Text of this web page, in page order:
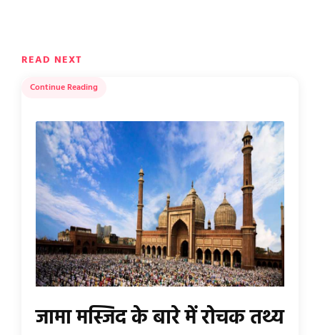
READ NEXT
Continue Reading
जामा मस्जिद के बारे में रोचक तथ्य